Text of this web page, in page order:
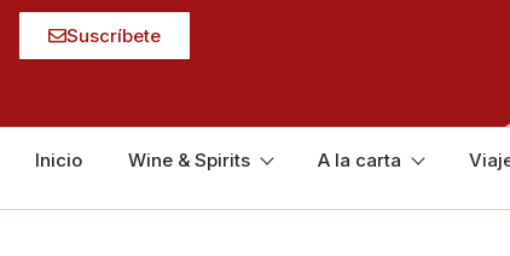
Suscríbete
Inicio Wine & Spirits A la carta